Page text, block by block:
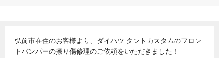
弘前市在住のお客様より、ダイハツ タントカスタムのフロン
トバンパーの擦り傷修理のご依頼をいただきました！